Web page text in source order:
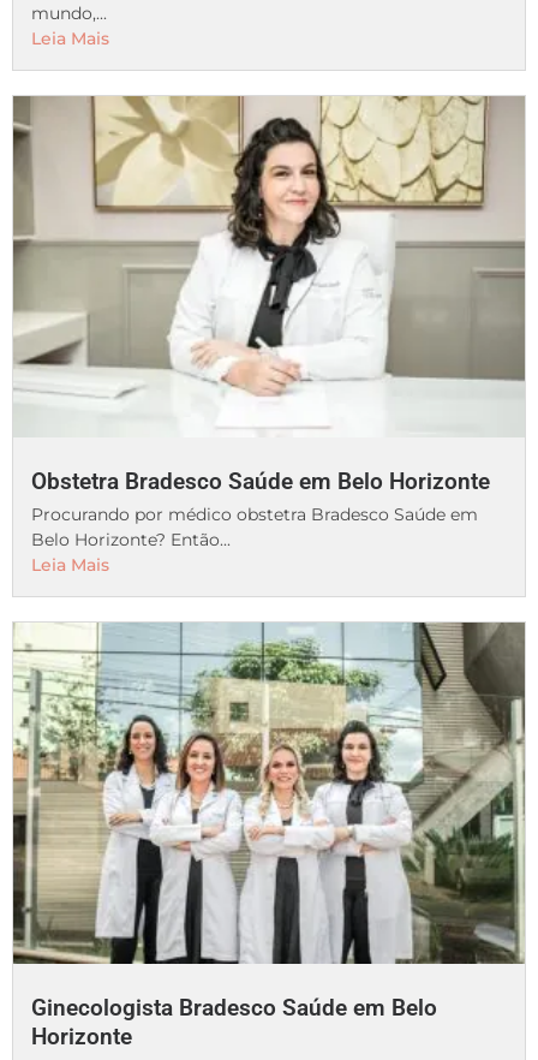
mundo,...
Leia Mais
Obstetra Bradesco Saúde em Belo Horizonte
Procurando por médico obstetra Bradesco Saúde em
Belo Horizonte? Então...
Leia Mais
Ginecologista Bradesco Saúde em Belo
Horizonte